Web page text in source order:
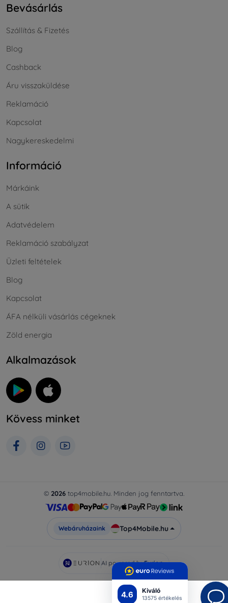
4.6 Kiváló
13575 értékelés
Bevásárlás
Szállítás & Fizetés
Blog
Cashback
Áru visszaküldése
Reklamáció
Kapcsolat
Nagykereskedelmi
Információ
Márkáink
A sütik
Adatvédelem
Reklamáció szabályzat
Üzleti feltételek
Blog
Kapcsolat
ÁFA nélküli vásárlás cégeknek
Zöld energia
Alkalmazások
Kövess minket
© 2026 top4mobile.hu. Minden jog fenntartva.
Webáruházaink Top4Mobile.hu
AI powered byEurion